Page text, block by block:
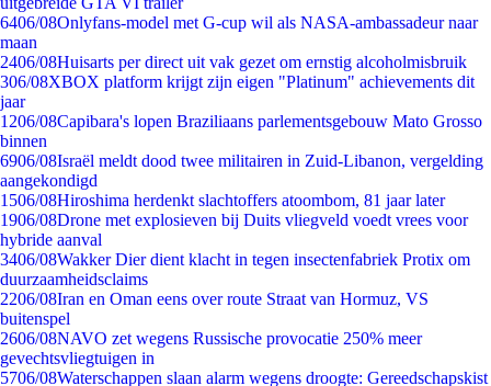
6406/08Onlyfans-model met G-cup wil als NASA-ambassadeur naar
maan
2406/08Huisarts per direct uit vak gezet om ernstig alcoholmisbruik
306/08XBOX platform krijgt zijn eigen "Platinum" achievements dit
jaar
1206/08Capibara's lopen Braziliaans parlementsgebouw Mato Grosso
binnen
6906/08Israël meldt dood twee militairen in Zuid-Libanon, vergelding
aangekondigd
1506/08Hiroshima herdenkt slachtoffers atoombom, 81 jaar later
1906/08Drone met explosieven bij Duits vliegveld voedt vrees voor
hybride aanval
3406/08Wakker Dier dient klacht in tegen insectenfabriek Protix om
duurzaamheidsclaims
2206/08Iran en Oman eens over route Straat van Hormuz, VS
buitenspel
2606/08NAVO zet wegens Russische provocatie 250% meer
gevechtsvliegtuigen in
5706/08Waterschappen slaan alarm wegens droogte: Gereedschapskist